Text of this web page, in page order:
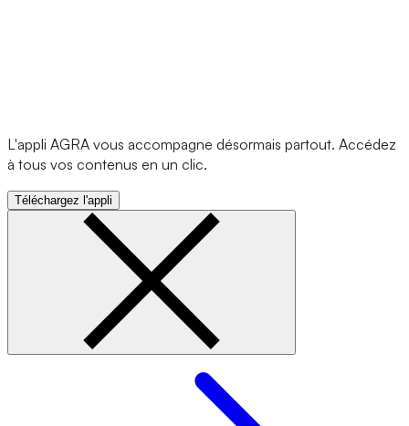
L'appli AGRA vous accompagne désormais partout. Accédez
à tous vos contenus en un clic.
Téléchargez l'appli